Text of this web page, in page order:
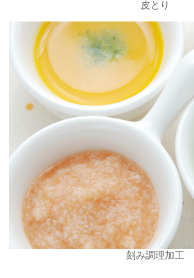
皮とり
刻み調理加工